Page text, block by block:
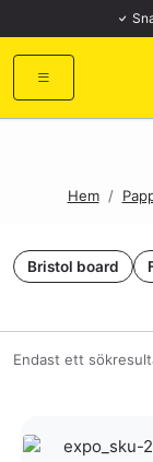
Hem /
Bristol board
Endast ett